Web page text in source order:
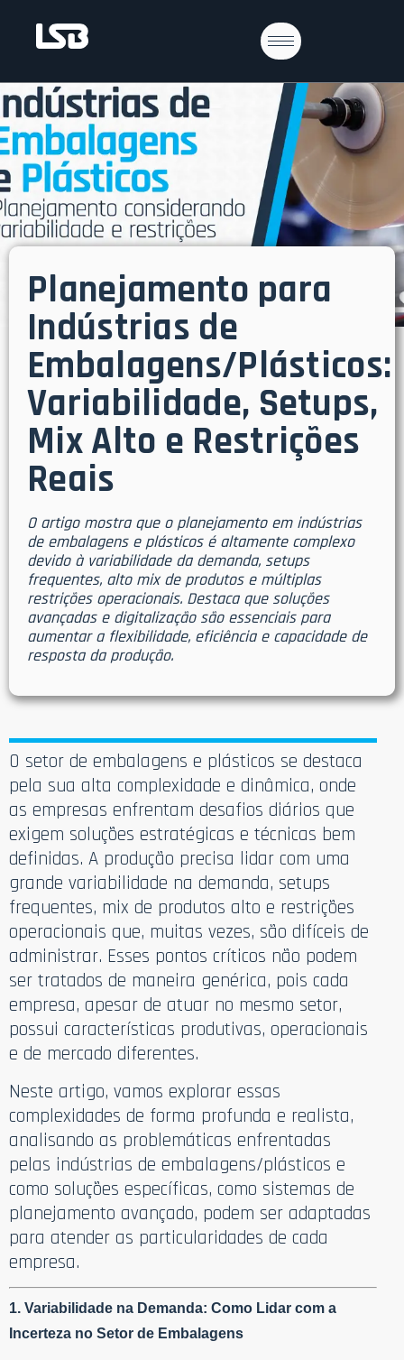
Planejamento para
Indústrias de
Embalagens/Plásticos:
Variabilidade, Setups,
Mix Alto e Restrições
Reais
O artigo mostra que o planejamento em indústrias
de embalagens e plásticos é altamente complexo
devido à variabilidade da demanda, setups
frequentes, alto mix de produtos e múltiplas
restrições operacionais. Destaca que soluções
avançadas e digitalização são essenciais para
aumentar a flexibilidade, eficiência e capacidade de
resposta da produção.
O setor de embalagens e plásticos se destaca
pela sua alta complexidade e dinâmica, onde
as empresas enfrentam desafios diários que
exigem soluções estratégicas e técnicas bem
definidas. A produção precisa lidar com uma
grande variabilidade na demanda, setups
frequentes, mix de produtos alto e restrições
operacionais que, muitas vezes, são difíceis de
administrar. Esses pontos críticos não podem
ser tratados de maneira genérica, pois cada
empresa, apesar de atuar no mesmo setor,
possui características produtivas, operacionais
e de mercado diferentes.
Neste artigo, vamos explorar essas
complexidades de forma profunda e realista,
analisando as problemáticas enfrentadas
pelas indústrias de embalagens/plásticos e
como soluções específicas, como sistemas de
planejamento avançado, podem ser adaptadas
para atender as particularidades de cada
empresa.
1. Variabilidade na Demanda: Como Lidar com a
Incerteza no Setor de Embalagens